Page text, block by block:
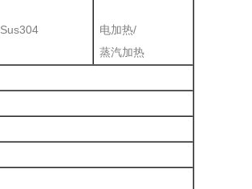
Sus304
电加热/
蒸汽加热